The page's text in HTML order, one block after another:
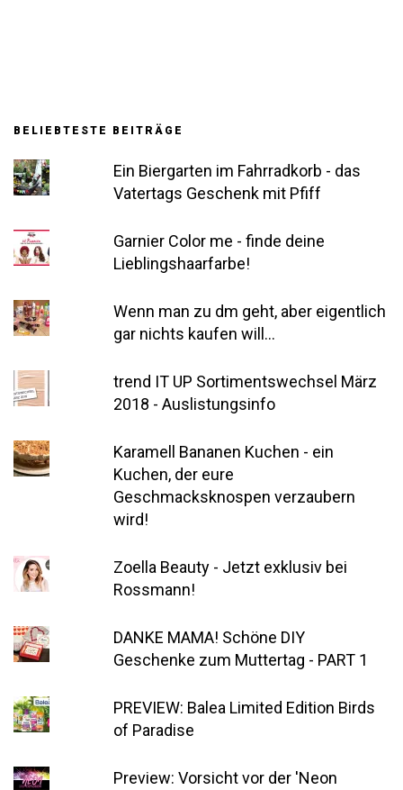
BELIEBTESTE BEITRÄGE
Ein Biergarten im Fahrradkorb - das
Vatertags Geschenk mit Pfiff
Garnier Color me - finde deine
Lieblingshaarfarbe!
Wenn man zu dm geht, aber eigentlich
gar nichts kaufen will...
trend IT UP Sortimentswechsel März
2018 - Auslistungsinfo
Karamell Bananen Kuchen - ein
Kuchen, der eure
Geschmacksknospen verzaubern
wird!
Zoella Beauty - Jetzt exklusiv bei
Rossmann!
DANKE MAMA! Schöne DIY
Geschenke zum Muttertag - PART 1
PREVIEW: Balea Limited Edition Birds
of Paradise
Preview: Vorsicht vor der 'Neon